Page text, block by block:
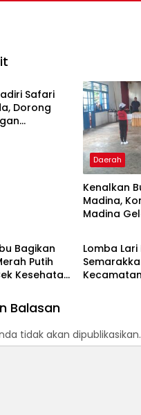
Safari
Dorong
Daerah
Kenalkan
Madina,
Madina
Bagikan
Putih
Kesehatan
Daerah
Lomba
Balasan
tidak akan dipublikasikan.